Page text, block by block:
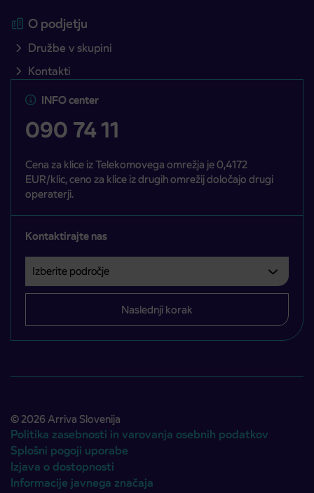
O podjetju
Družbe v skupini
Kontakti
INFO center
090 74 11
Cena za klice iz Telekomovega omrežja je 0,4172
EUR/klic, ceno za klice iz drugih omrežij določajo drugi
operaterji.
Kontaktirajte nas
Izberite področje
Področje je obvezno izbrati.
Naslednji korak
© 2026 Arriva Slovenija
Politika zasebnosti in varovanja osebnih podatkov
Splošni pogoji uporabe
Izjava o dostopnosti
Informacije javnega značaja